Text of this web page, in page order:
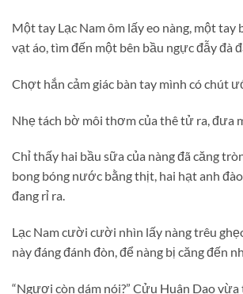
Một tay Lạc Nam ôm lấy eo nàng, một tay
vạt áo, tìm đến một bên bầu ngực đẫy đà
Chợt hắn cảm giác bàn tay mình có chút
Nhẹ tách bờ môi thơm của thê tử ra, đưa
Chỉ thấy hai bầu sữa của nàng đã căng
bong bóng nước bằng thịt, hai hạt anh
đang rỉ ra.
Lạc Nam cười cười nhìn lấy nàng trêu
này đáng đánh đòn, để nàng bị căng đến
“Ngươi còn dám nói?” Cửu Huân Dao